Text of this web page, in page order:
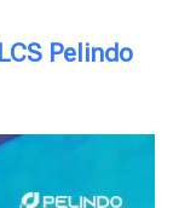
Pelindo